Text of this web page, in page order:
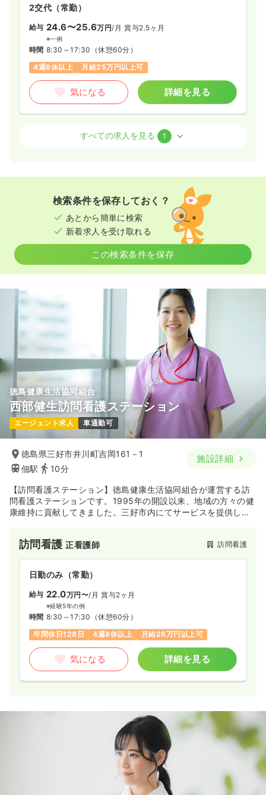
です。
2交代（常勤）
給与 24.6〜25.6万円/月 賞与2.5ヶ月
※一例
時間 8:30～17:30 （休憩60分）
4週8休以上
月給25万円以上可
気になる 詳細を見る
正・准看護師
8:30～17:30（休憩60分）
4週8休以上
月給21万円以上可
気になる 詳細を見る
すべての求人を見る 1
検索条件を保存しておく？
あとから簡単に検索
新着求人を受け取れる
この検索条件を保存
徳島健康生活協同組合
西部健生訪問看護ステーション
エージェント求人 車通勤可
徳島県三好市井川町吉岡161－1
佃駅
10分
施設詳細
【訪問看護ステーション】徳島健康生活協同組合が運営する訪
問看護ステーションです。1995年の開設以来、地域の方々の健
康維持に貢献してきました。三好市内にてサービスを提供して
訪問看護正看護師 訪問看護
日勤のみ（常勤）
給与 22.0万円〜/月 賞与2ヶ月
※経験5年の例
時間 8:30～17:30 （休憩60分）
年間休日128日
4週8休以上 月給26万円以上可
気になる 詳細を見る